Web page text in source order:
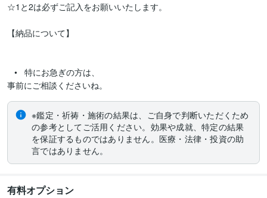
☆1と2は必ずご記入をお願いいたします。
【納品について】
•   特にお急ぎの方は、
※鑑定・祈祷・施術の結果は、ご自身で判断いただくため
の参考としてご活用ください。効果や成就、特定の結果
を保証するものではありません。医療・法律・投資の助
言ではありません。
有料オプション